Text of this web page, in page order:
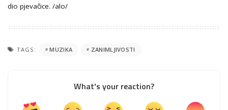
dio pjevačice. /alo/
TAGS: MUZIKA ZANIMLJIVOSTI
What's your reaction?